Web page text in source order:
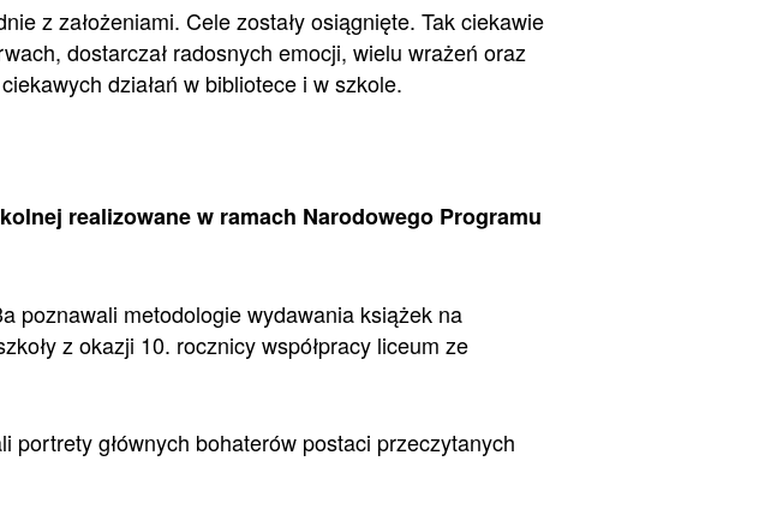
z założeniami. Cele zostały osiągnięte. Tak ciekawie
dostarczał radosnych emocji, wielu wrażeń oraz
działań w bibliotece i w szkole.
realizowane w ramach Narodowego Programu
poznawali metodologie wydawania książek na
z okazji 10. rocznicy współpracy liceum ze
głównych bohaterów postaci przeczytanych